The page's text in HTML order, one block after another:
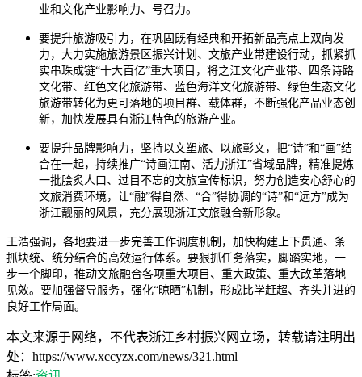
业和文化产业影响力、号召力。
要提升旅游吸引力，在巩固既有经典和开拓新品亮点上双向发
力，大力实施旅游景区振兴计划、文旅产业带建设行动，抓紧抓
实串珠成链“十大百亿”重大项目，将之江文化产业带、四条诗路
文化带、红色文化旅游带、蓝色海洋文化旅游带、绿色生态文化
旅游带转化为更可落地的项目群、载体群，不断强化产品业态创
新，加快发展具有浙江特色的旅游产业。
要提升品牌影响力，坚持以文塑旅、以旅彰文，把“诗”和“画”结
合在一起，持续推广“诗画江南、活力浙江”省域品牌，精准提炼
一批脍炙人口、过目不忘的文旅宣传标识，努力创造安心舒心的
文旅消费环境，让“融”得自然、“合”得协调的“诗”和“远方”成为
浙江靓丽的风景，充分展现浙江文旅融合新形象。
王浩强调，各地要进一步完善工作调度机制，加快构建上下贯通、条
抓块统、统分结合的高效运行体系。要狠抓任务落实，脚踏实地，一
步一个脚印，推动文旅融合各项重大项目、重大政策、重大改革落地
见效。要加强督导服务，强化“晾晒”机制，形成比学赶超、齐头并进的
良好工作局面。
本文来源于网络，不代表浙江乡村振兴网立场，转载请注明出
处：https://www.xccyzx.com/news/321.html